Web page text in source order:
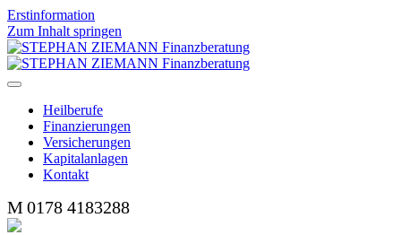
Erstinformation
Zum Inhalt springen
Heilberufe
Finanzierungen
Versicherungen
Kapitalanlagen
Kontakt
M0178 4183288